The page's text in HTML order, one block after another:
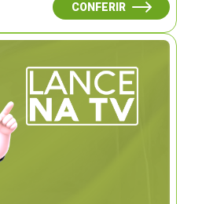
CONFERIR